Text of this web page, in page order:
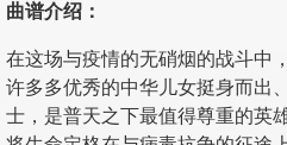
曲谱介绍：
在这场与疫情的无硝烟的战斗中
许多多优秀的中华儿女挺身而出
士，是普天之下最值得尊重的英